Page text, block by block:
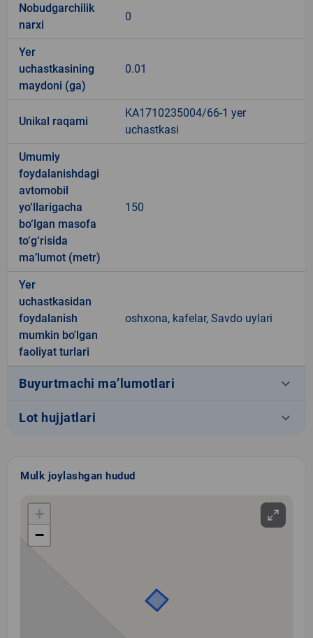
Nobudgarchilik
narxi
0
Yer
uchastkasining
maydoni (ga)
0.01
Unikal raqami
KA1710235004/66-1 yer
uchastkasi
Umumiy
foydalanishdagi
avtomobil
yo‘llarigacha
bo‘lgan masofa
to‘g‘risida
ma’lumot (metr)
150
Yer
uchastkasidan
foydalanish
mumkin bo'lgan
faoliyat turlari
oshxona, kafelar, Savdo uylari
Buyurtmachi ma’lumotlari keyboard_arrow_down
Lot hujjatlari keyboard_arrow_down
Mulk joylashgan hudud
+
−